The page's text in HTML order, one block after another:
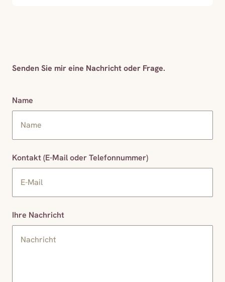
Senden Sie mir eine Nachricht oder Frage.
Name
Kontakt (E-Mail oder Telefonnummer)
Ihre Nachricht